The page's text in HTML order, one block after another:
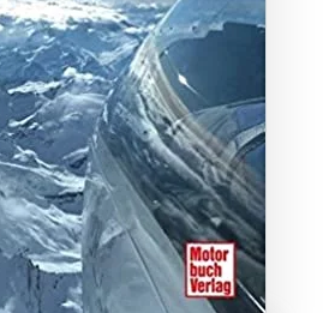
ZUM BUCH